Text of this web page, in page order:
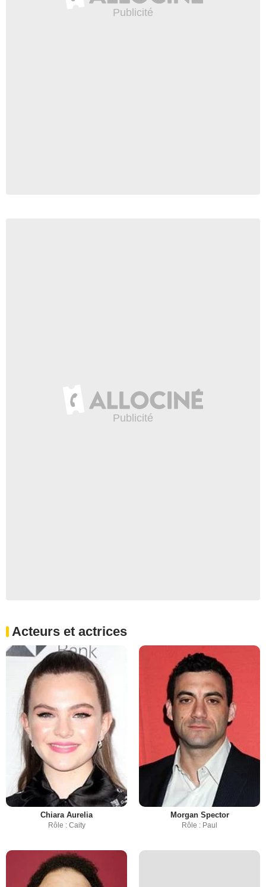
Acteurs et actrices
Chiara Aurelia
Rôle : Caity
Morgan Spector
Rôle : Paul